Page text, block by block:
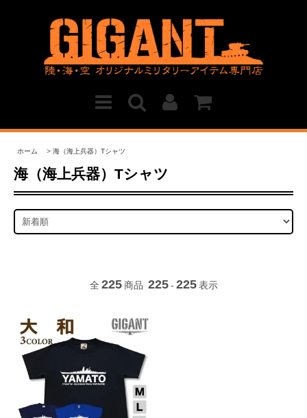
ホーム > 海（海上兵器）Tシャツ
海（海上兵器）Tシャツ
全 225 商品 225 - 225 表示